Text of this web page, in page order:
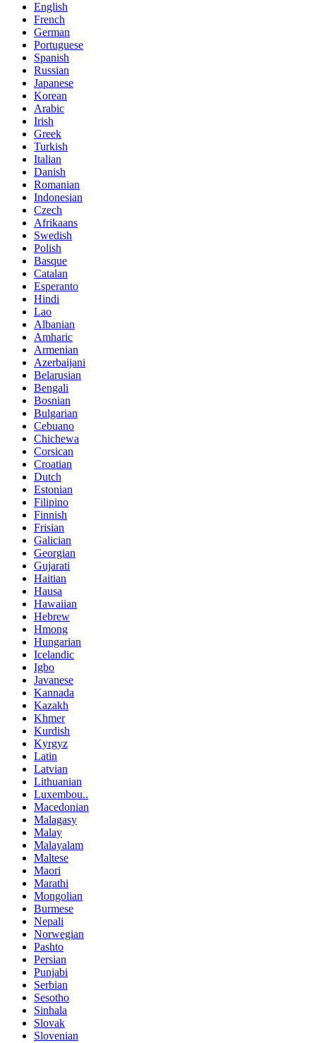
English
French
German
Portuguese
Spanish
Russian
Japanese
Korean
Arabic
Irish
Greek
Turkish
Italian
Danish
Romanian
Indonesian
Czech
Afrikaans
Swedish
Polish
Basque
Catalan
Esperanto
Hindi
Lao
Albanian
Amharic
Armenian
Azerbaijani
Belarusian
Bengali
Bosnian
Bulgarian
Cebuano
Chichewa
Corsican
Croatian
Dutch
Estonian
Filipino
Finnish
Frisian
Galician
Georgian
Gujarati
Haitian
Hausa
Hawaiian
Hebrew
Hmong
Hungarian
Icelandic
Igbo
Javanese
Kannada
Kazakh
Khmer
Kurdish
Kyrgyz
Latin
Latvian
Lithuanian
Luxembou..
Macedonian
Malagasy
Malay
Malayalam
Maltese
Maori
Marathi
Mongolian
Burmese
Nepali
Norwegian
Pashto
Persian
Punjabi
Serbian
Sesotho
Sinhala
Slovak
Slovenian